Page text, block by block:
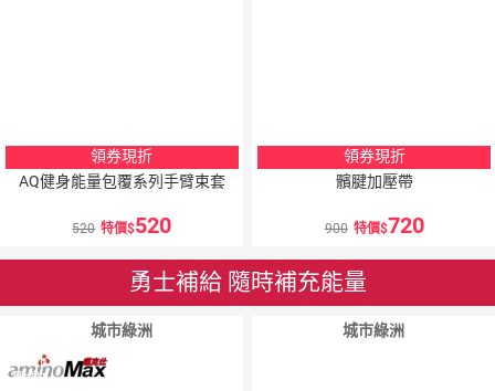
領券現折
AQ健身能量包覆系列手臂束套
520 特價 520
領券現折
髕腱加壓帶
900 特價 720
勇士補給 隨時補充能量
城市綠洲
％
點數
城市綠洲